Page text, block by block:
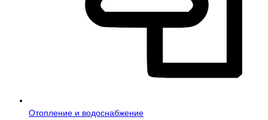
Отопление и водоснабжение